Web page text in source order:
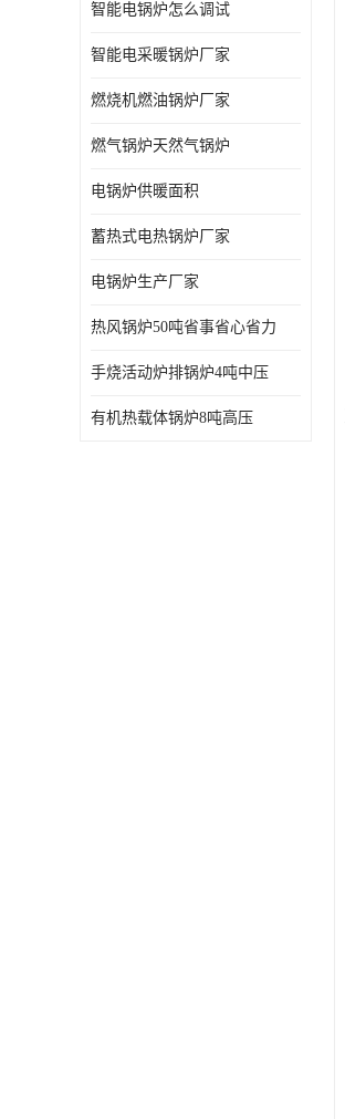
智能电锅炉怎么调试
智能电采暖锅炉厂家
燃烧机燃油锅炉厂家
燃气锅炉天然气锅炉
电锅炉供暖面积
蓄热式电热锅炉厂家
电锅炉生产厂家
热风锅炉50吨省事省心省力
手烧活动炉排锅炉4吨中压
有机热载体锅炉8吨高压